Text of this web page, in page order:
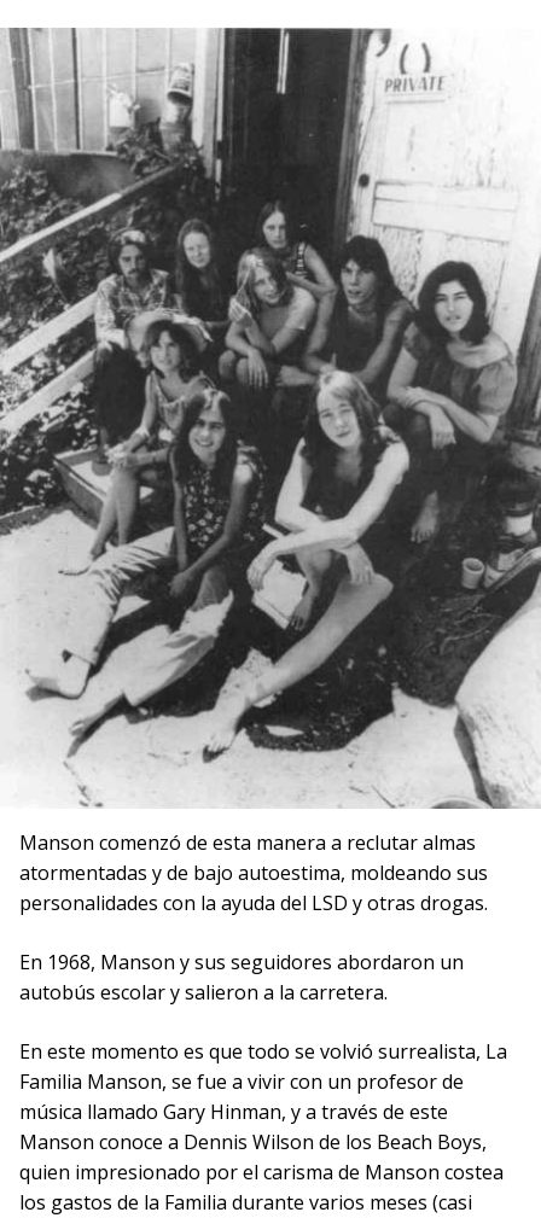
Manson comenzó de esta manera a reclutar almas
atormentadas y de bajo autoestima, moldeando sus
personalidades con la ayuda del LSD y otras drogas.
En 1968, Manson y sus seguidores abordaron un
autobús escolar y salieron a la carretera.
En este momento es que todo se volvió surrealista, La
Familia Manson, se fue a vivir con un profesor de
música llamado Gary Hinman, y a través de este
Manson conoce a Dennis Wilson de los Beach Boys,
quien impresionado por el carisma de Manson costea
los gastos de la Familia durante varios meses (casi